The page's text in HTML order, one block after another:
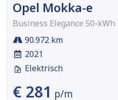
Opel Mokka-e
Business Elegance 50-kWh
90.972 km
2021
Elektrisch
€ 281 p/m